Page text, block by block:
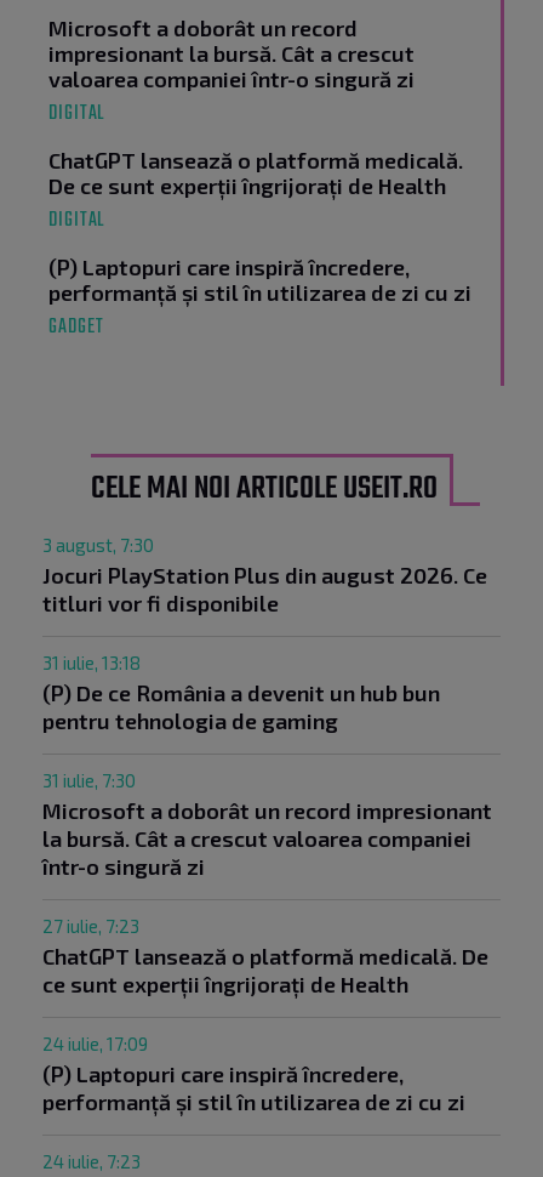
Microsoft a doborât un record
impresionant la bursă. Cât a crescut
valoarea companiei într-o singură zi
DIGITAL
ChatGPT lansează o platformă medicală.
De ce sunt experții îngrijorați de Health
DIGITAL
(P) Laptopuri care inspiră încredere,
performanță și stil în utilizarea de zi cu zi
GADGET
CELE MAI NOI ARTICOLE USEIT.RO
3 august, 7:30
Jocuri PlayStation Plus din august 2026. Ce
titluri vor fi disponibile
31 iulie, 13:18
(P) De ce România a devenit un hub bun
pentru tehnologia de gaming
31 iulie, 7:30
Microsoft a doborât un record impresionant
la bursă. Cât a crescut valoarea companiei
într-o singură zi
27 iulie, 7:23
ChatGPT lansează o platformă medicală. De
ce sunt experții îngrijorați de Health
24 iulie, 17:09
(P) Laptopuri care inspiră încredere,
performanță și stil în utilizarea de zi cu zi
24 iulie, 7:23